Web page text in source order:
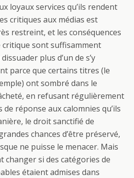
loyaux services qu’ils rendent
critiques aux médias est
restreint, et les conséquences
sont suffisamment
plus d’un de s’y
parce que certains titres (le
ont sombré dans le
en refusant régulièrement
réponse aux calomnies qu’ils
le droit sanctifié de
chances d’être préservé,
ne puisse le menacer. Mais
changer si des catégories de
étaient admises dans